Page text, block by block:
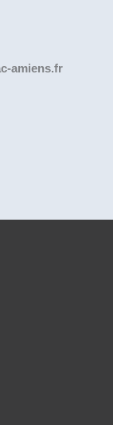
amiens.fr